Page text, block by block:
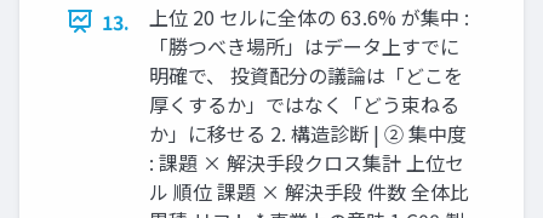
13.
上位 20 セルに全体の 63.6% が集中 :
「勝つべき場所」はデータ上すでに
明確で、 投資配分の議論は「どこを
厚くするか」ではなく「どう束ねる
か」に移せる 2. 構造診断 | ② 集中度
: 課題 × 解決手段クロス集計 上位セ
ル 順位 課題 × 解決手段 件数 全体比